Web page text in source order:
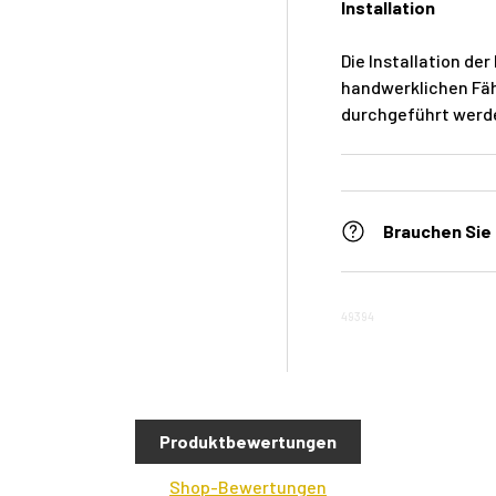
Installation
Die Installation
handwerklichen
durchgeführt
Brauchen
49394
Produktbewertungen
Shop-Bewertungen